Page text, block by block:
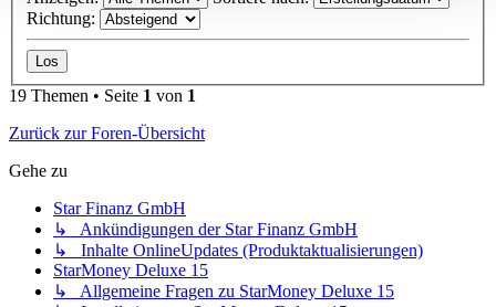
Richtung:
19 Themen • Seite 1 von 1
Zurück zur Foren-Übersicht
Gehe zu
Star Finanz GmbH
↳ Ankündigungen der Star Finanz GmbH
↳ Inhalte OnlineUpdates (Produktaktualisierungen)
StarMoney Deluxe 15
↳ Allgemeine Fragen zu StarMoney Deluxe 15